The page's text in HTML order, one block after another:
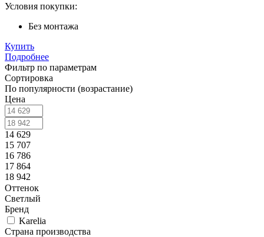
Условия покупки:
Без монтажа
Купить
Подробнее
Фильтр по параметрам
Сортировка
По популярности (возрастание)
Цена
14 629
15 707
16 786
17 864
18 942
Оттенок
Светлый
Бренд
Karelia
Страна производства